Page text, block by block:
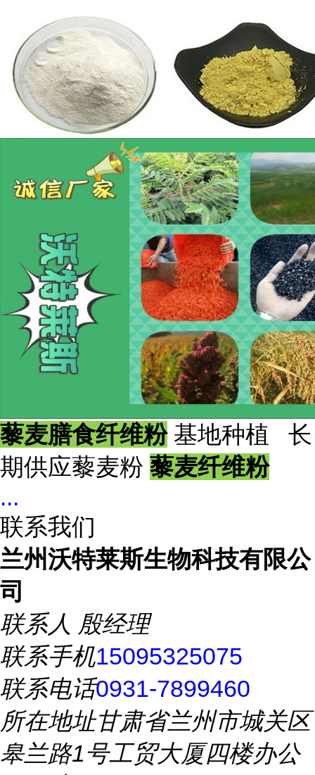
藜麦膳食纤维粉基地种植 长
期供应藜麦粉 藜麦纤维粉
...
联系我们
兰州沃特莱斯生物科技有限公
司
联系人 殷经理
联系手机15095325075
联系电话0931-7899460
所在地址甘肃省兰州市城关区
皋兰路1号工贸大厦四楼办公